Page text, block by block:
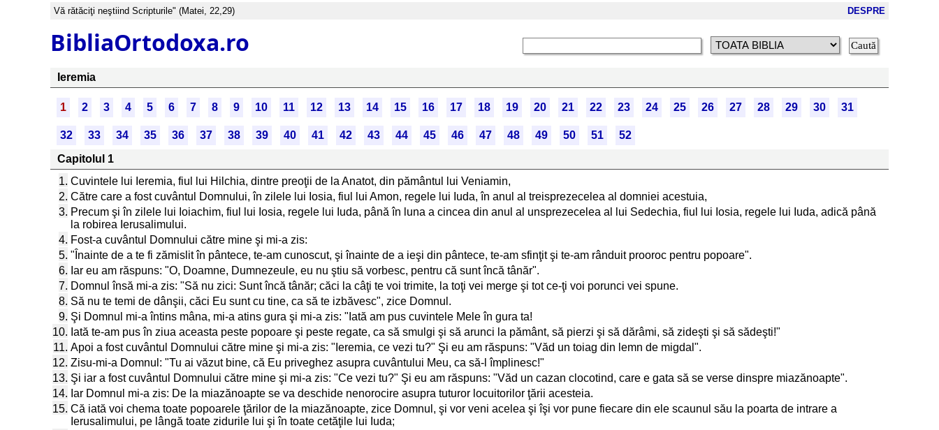
Vă rătăciţi neştiind Scripturile" (Matei, 22,29) DESPRE
BibliaOrtodoxa.ro
Ieremia
1 2 3 4 5 6 7 8 9 10 11 12 13 14 15 16 17 18 19 20 21 22 23 24 25 26 27 28 29 30 31
32 33 34 35 36 37 38 39 40 41 42 43 44 45 46 47 48 49 50 51
52
Capitolul 1
1. Cuvintele lui Ieremia, fiul lui Hilchia, dintre preoţii de la Anatot, din pământul lui Veniamin,
2. Către care a fost cuvântul Domnului, în zilele lui Iosia, fiul lui Amon, regele lui Iuda, în anul al treisprezecelea al domniei acestuia,
3. Precum şi în zilele lui Ioiachim, fiul lui Iosia, regele lui Iuda, până în luna a cincea din anul al unsprezecelea al lui Sedechia, fiul lui Iosia, regele lui Iuda, adică până
la robirea Ierusalimului.
4. Fost-a cuvântul Domnului către mine şi mi-a zis:
5. "Înainte de a te fi zămislit în pântece, te-am cunoscut, şi înainte de a ieşi din pântece, te-am sfinţit şi te-am rânduit prooroc pentru popoare".
6. Iar eu am răspuns: "O, Doamne, Dumnezeule, eu nu ştiu să vorbesc, pentru că sunt încă tânăr".
7. Domnul însă mi-a zis: "Să nu zici: Sunt încă tânăr; căci la câţi te voi trimite, la toţi vei merge şi tot ce-ţi voi porunci vei spune.
8. Să nu te temi de dânşii, căci Eu sunt cu tine, ca să te izbăvesc", zice Domnul.
9. Şi Domnul mi-a întins mâna, mi-a atins gura şi mi-a zis: "Iată am pus cuvintele Mele în gura ta!
10. Iată te-am pus în ziua aceasta peste popoare şi peste regate, ca să smulgi şi să arunci la pământ, să pierzi şi să dărâmi, să zideşti şi să sădeşti!"
11. Apoi a fost cuvântul Domnului către mine şi mi-a zis: "Ieremia, ce vezi tu?" Şi eu am răspuns: "Văd un toiag din lemn de migdal".
12. Zisu-mi-a Domnul: "Tu ai văzut bine, că Eu priveghez asupra cuvântului Meu, ca să-l împlinesc!"
13. Şi iar a fost cuvântul Domnului către mine şi mi-a zis: "Ce vezi tu?" Şi eu am răspuns: "Văd un cazan clocotind, care e gata să se verse dinspre miazănoapte".
14. Iar Domnul mi-a zis: De la miazănoapte se va deschide nenorocire asupra tuturor locuitorilor ţării acesteia.
15. Că iată voi chema toate popoarele ţărilor de la miazănoapte, zice Domnul, şi vor veni acelea şi îşi vor pune fiecare din ele scaunul său la poarta de intrare a
Ierusalimului, pe lângă toate zidurile lui şi în toate cetăţile lui Iuda;